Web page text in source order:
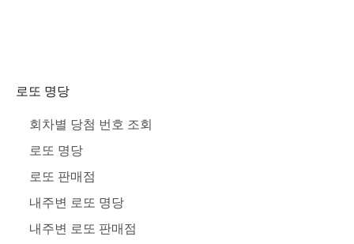
로또 명당
회차별 당첨 번호 조회
로또 명당
로또 판매점
내주변 로또 명당
내주변 로또 판매점